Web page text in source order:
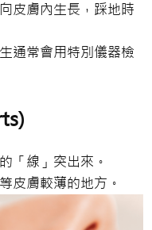
皮膚內生長，踩地時
通常會用特別儀器檢
「線」突出來。
皮膚較薄的地方。